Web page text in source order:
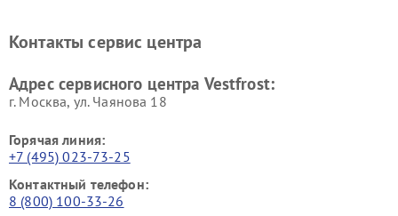
Vestfrost
Контакты сервис центра
Адрес сервисного центра Vestfrost:
г. Москва, ул. Чаянова 18
Горячая линия:
+7 (495) 023-73-25
Контактный телефон:
8 (800) 100-33-26